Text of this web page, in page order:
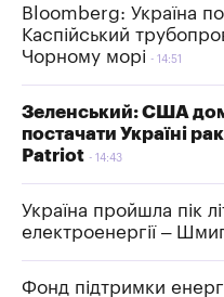
Bloomberg: Україна
Каспійський
Чорному морі
14:51
Зеленський: США
постачати Україні
Patriot
14:43
Україна пройшла пік
електроенергії –
Фонд підтримки